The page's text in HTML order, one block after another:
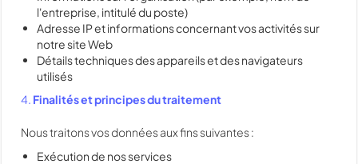
l'entreprise, intitulé du poste)
Adresse IP et informations concernant vos activités sur
notre site Web
Détails techniques des appareils et des navigateurs
utilisés
4. Finalités et principes du traitement
Nous traitons vos données aux fins suivantes :
Exécution de nos services